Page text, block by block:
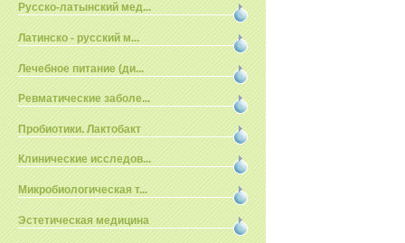
Русско-латынский мед...
Латинско - русский м...
Лечебное питание (ди...
Ревматические заболе...
Пробиотики. Лактобакт
Клинические исследов...
Микробиологическая т...
Эстетическая медицина